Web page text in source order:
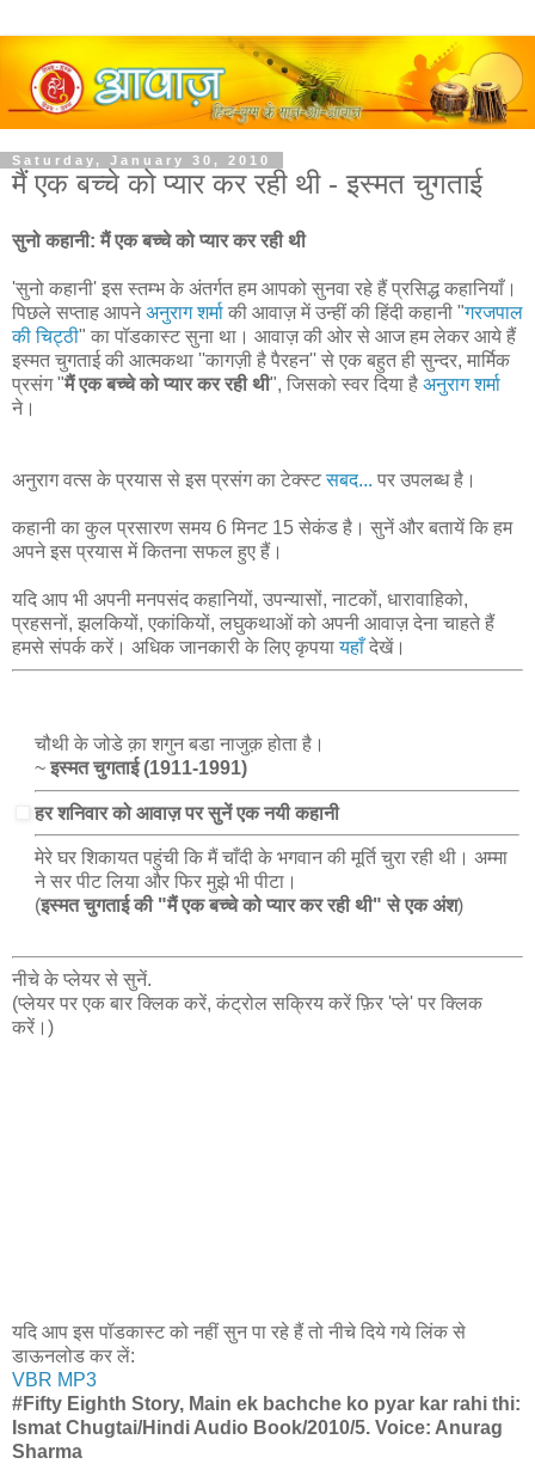
Saturday, January 30, 2010
मैं एक बच्चे को प्यार कर रही थी - इस्मत चुगताई
सुनो कहानी: मैं एक बच्चे को प्यार कर रही थी
'सुनो कहानी' इस स्तम्भ के अंतर्गत हम आपको सुनवा रहे हैं प्रसिद्ध कहानियाँ।
पिछले सप्ताह आपनेअनुराग शर्मा की आवाज़ में उन्हीं की हिंदी कहानी "गरजपाल
की चिट्ठी" का पॉडकास्ट सुना था। आवाज़ की ओर से आज हम लेकर आये हैं
इस्मत चुगताई की आत्मकथा ''कागज़ी है पैरहन'' से एक बहुत ही सुन्दर, मार्मिक
प्रसंग "मैं एक बच्चे को प्यार कर रही थी", जिसको स्वर दिया है अनुराग शर्मा
ने।
अनुराग वत्स के प्रयास से इस प्रसंग का टेक्स्टसबद... पर उपलब्ध है।
कहानी का कुल प्रसारण समय 6 मिनट 15 सेकंड है। सुनें और बतायें कि हम
अपने इस प्रयास में कितना सफल हुए हैं।
यदि आप भी अपनी मनपसंद कहानियों, उपन्यासों, नाटकों, धारावाहिको,
प्रहसनों, झलकियों, एकांकियों, लघुकथाओं को अपनी आवाज़ देना चाहते हैं
हमसे संपर्क करें। अधिक जानकारी के लिए कृपयायहाँदेखें।
चौथी के जोडे क़ा शगुन बडा नाजुक़ होता है।
~इस्मत चुगताई (1911-1991)
हर शनिवार को आवाज़ पर सुनें एक नयी कहानी
मेरे घर शिकायत पहुंची कि मैं चाँदी के भगवान की मूर्ति चुरा रही थी। अम्मा
ने सर पीट लिया और फिर मुझे भी पीटा।
(इस्मत चुगताई की "मैं एक बच्चे को प्यार कर रही थी" से एक अंश)
नीचे के प्लेयर से सुनें.
(प्लेयर पर एक बार क्लिक करें, कंट्रोल सक्रिय करें फ़िर 'प्ले' पर क्लिक
करें।)
यदि आप इस पॉडकास्ट को नहीं सुन पा रहे हैं तो नीचे दिये गये लिंक से
डाऊनलोड कर लें:
VBR MP3
#Fifty Eighth Story, Main ek bachche ko pyar kar rahi thi:
Ismat Chugtai/Hindi Audio Book/2010/5. Voice: Anurag
Sharma